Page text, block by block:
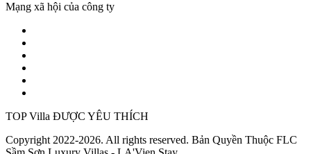
Mạng xã hội của công ty
TOP Villa ĐƯỢC YÊU THÍCH
Copyright 2022-2026. All rights reserved. Bản Quyền Thuộc FLC